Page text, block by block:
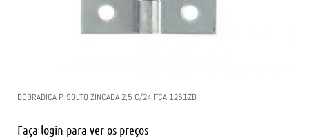
DOBRADICA P. SOLTO ZINCADA 2,5 C/24 FCA 1251ZB
Faça login para ver os preços